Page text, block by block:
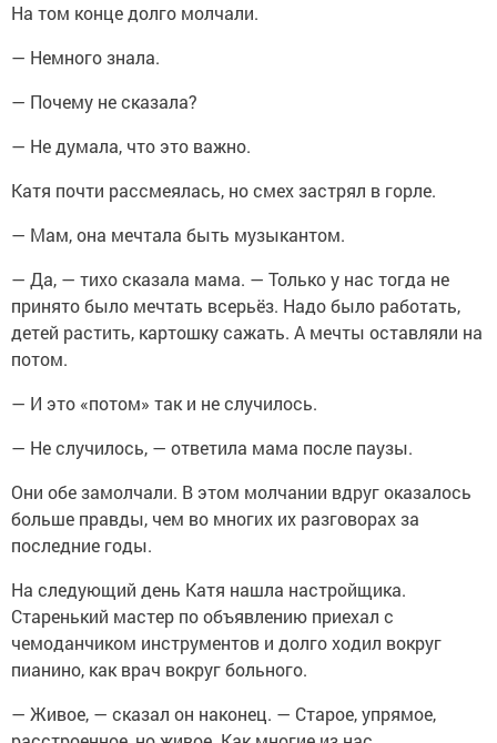
На том конце долго молчали.
— Немного знала.
— Почему не сказала?
— Не думала, что это важно.
Катя почти рассмеялась, но смех застрял в горле.
— Мам, она мечтала быть музыкантом.
— Да, — тихо сказала мама. — Только у нас тогда не
принято было мечтать всерьёз. Надо было работать,
детей растить, картошку сажать. А мечты оставляли на
потом.
— И это «потом» так и не случилось.
— Не случилось, — ответила мама после паузы.
Они обе замолчали. В этом молчании вдруг оказалось
больше правды, чем во многих их разговорах за
последние годы.
На следующий день Катя нашла настройщика.
Старенький мастер по объявлению приехал с
чемоданчиком инструментов и долго ходил вокруг
пианино, как врач вокруг больного.
— Живое, — сказал он наконец. — Старое, упрямое,